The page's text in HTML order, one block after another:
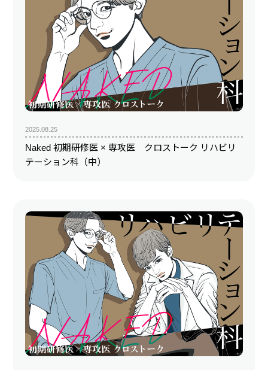
2025.08.25
Naked 初期研修医 × 専攻医 クロストーク リハビリ
テーション科（中）